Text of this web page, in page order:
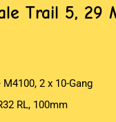
Trail 5, 29
2 x 10-Gang
RL, 100mm